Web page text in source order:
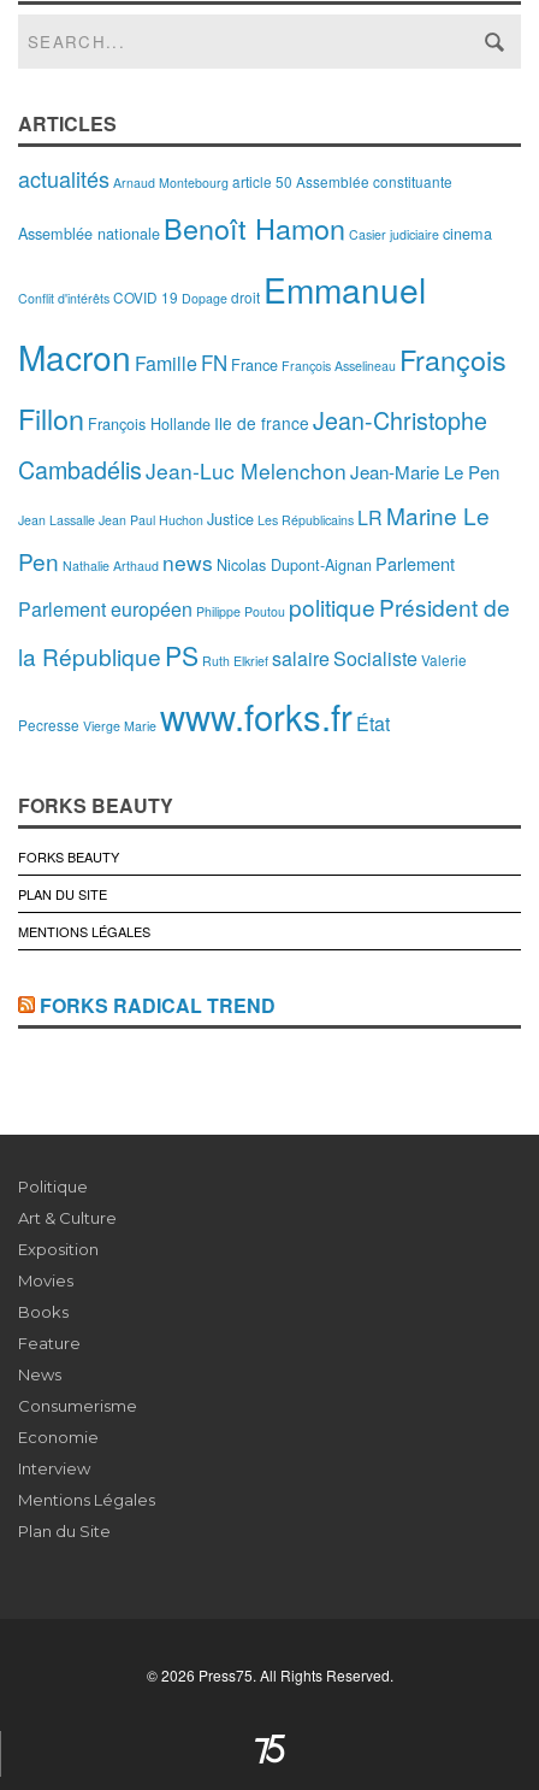
ARTICLES
actualités Arnaud Montebourg article 50 Assemblée constituante
Assemblée nationale Benoît Hamon Casier judiciaire cinema
Conflit d'intérêts COVID 19 Dopage droit Emmanuel
Macron FamilleFN France François Asselineau François
Fillon François Hollande Ile de france Jean-Christophe
CambadélisJean-Luc MelenchonJean-Marie Le Pen
Jean Lassalle Jean Paul Huchon Justice Les Républicains LR Marine Le
Pen Nathalie Arthaud news Nicolas Dupont-Aignan Parlement
Parlement européen Philippe Poutou politiquePrésident de
la République PS Ruth Elkrief salaireSocialisteValerie
Pecresse Vierge Marie www.forks.frÉtat
FORKS BEAUTY
FORKS BEAUTY
PLAN DU SITE
MENTIONS LÉGALES
FORKS RADICAL TREND
Politique
Art & Culture
Exposition
Movies
Books
Feature
News
Consumerisme
Economie
Interview
Mentions Légales
Plan du Site
© 2026 Press75. All Rights Reserved.